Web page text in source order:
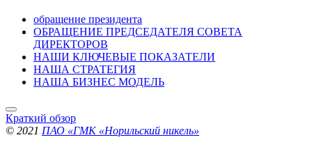
обращение президента
ОБРАЩЕНИЕ ПРЕДСЕДАТЕЛЯ СОВЕТА
ДИРЕКТОРОВ
НАШИ КЛЮЧЕВЫЕ ПОКАЗАТЕЛИ
НАША СТРАТЕГИЯ
НАША БИЗНЕС МОДЕЛЬ
Краткий обзор
© 2021 ПАО «ГМК «Норильский никель»